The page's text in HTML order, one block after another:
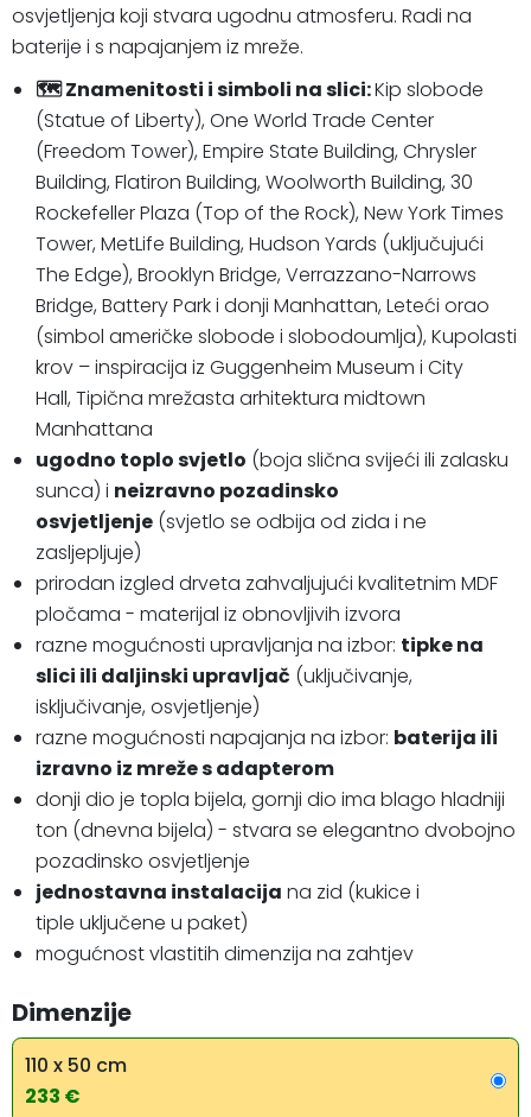
osvjetljenja koji stvara ugodnu atmosferu. Radi na
baterije i s napajanjem iz mreže.
🗺️ Znamenitosti i simboli na slici:Kip slobode
(Statue of Liberty), One World Trade Center
(Freedom Tower), Empire State Building, Chrysler
Building, Flatiron Building, Woolworth Building, 30
Rockefeller Plaza (Top of the Rock), New York Times
Tower, MetLife Building, Hudson Yards (uključujući
The Edge), Brooklyn Bridge, Verrazzano-Narrows
Bridge, Battery Park i donji Manhattan, Leteći orao
(simbol američke slobode i slobodoumlja), Kupolasti
krov – inspiracija iz Guggenheim Museum i City
Hall, Tipična mrežasta arhitektura midtown
Manhattana
ugodno toplo svjetlo (boja slična svijeći ili zalasku
sunca) i neizravno pozadinsko
osvjetljenje (svjetlo se odbija od zida i ne
zasljepljuje)
prirodan izgled drveta zahvaljujući kvalitetnim MDF
pločama - materijal iz obnovljivih izvora
razne mogućnosti upravljanja na izbor: tipke na
slici ili daljinski upravljač (uključivanje,
isključivanje, osvjetljenje)
razne mogućnosti napajanja na izbor: baterija ili
izravno iz mreže s adapterom
donji dio je topla bijela, gornji dio ima blago hladniji
ton (dnevna bijela) - stvara se elegantno dvobojno
pozadinsko osvjetljenje
jednostavna instalacija na zid (kukice i
tiple uključene u paket)
mogućnost vlastitih dimenzija na zahtjev
Dimenzije
110 x 50 cm
233 €